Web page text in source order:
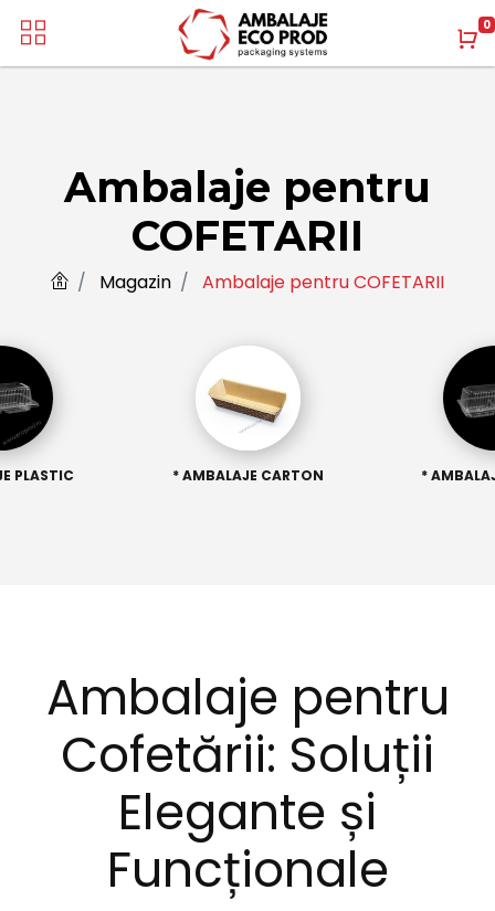
0
Ambalaje pentru
COFETARII
Magazin Ambalaje pentru COFETARII
PLASTIC * AMBALAJE CARTON *
Ambalaje pentru
Cofetării: Soluții
Elegante și
Funcționale